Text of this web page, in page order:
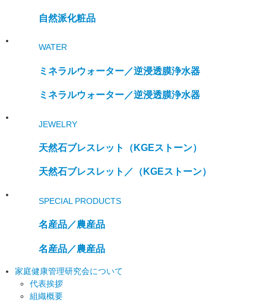
自然派化粧品
WATER
ミネラルウォーター／逆浸透膜浄水器
ミネラルウォーター／逆浸透膜浄水器
JEWELRY
天然石ブレスレット （KGEストーン）
天然石ブレスレット／ （KGEストーン）
SPECIAL PRODUCTS
名産品／農産品
名産品／農産品
家庭健康管理研究会について
代表挨拶
組織概要